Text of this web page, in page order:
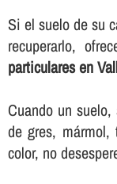
Si el suelo de su
recuperarlo,
particulares en
Cuando un
de gres,
color, no